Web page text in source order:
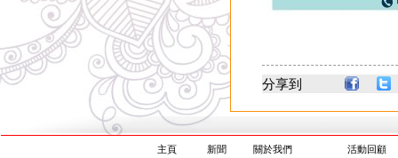
分享到
主頁 新聞
關於我們
活動回顧